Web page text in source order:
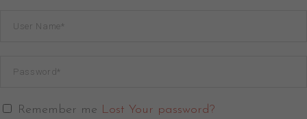
Remember me Lost Your password?